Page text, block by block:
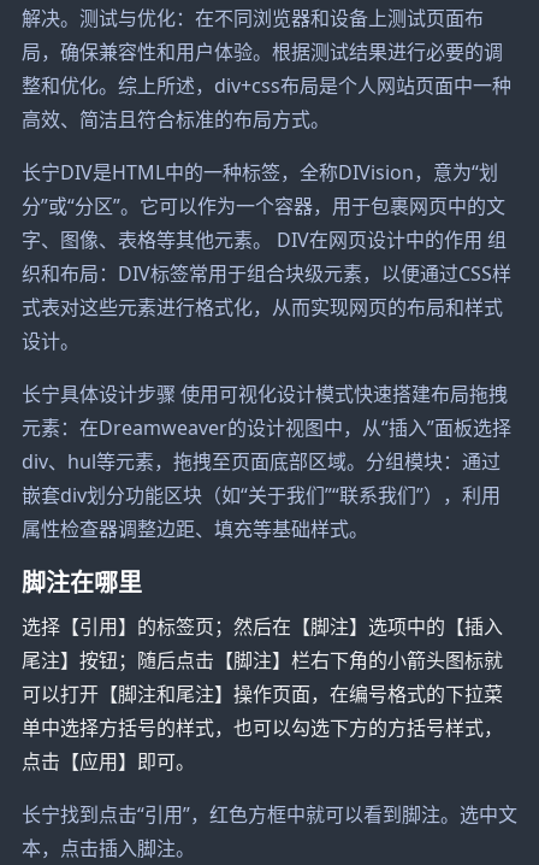
解决。测试与优化：在不同浏览器和设备上测试页面布
局，确保兼容性和用户体验。根据测试结果进行必要的调
整和优化。综上所述，div+css布局是个人网站页面中一种
高效、简洁且符合标准的布局方式。
长宁DIV是HTML中的一种标签，全称DIVision，意为“划
分”或“分区”。它可以作为一个容器，用于包裹网页中的文
字、图像、表格等其他元素。 DIV在网页设计中的作用 组
织和布局：DIV标签常用于组合块级元素，以便通过CSS样
式表对这些元素进行格式化，从而实现网页的布局和样式
设计。
长宁具体设计步骤 使用可视化设计模式快速搭建布局拖拽
元素：在Dreamweaver的设计视图中，从“插入”面板选择
div、hul等元素，拖拽至页面底部区域。分组模块：通过
嵌套div划分功能区块（如“关于我们”“联系我们”），利用
属性检查器调整边距、填充等基础样式。
脚注在哪里
选择【引用】的标签页；然后在【脚注】选项中的【插入
尾注】按钮；随后点击【脚注】栏右下角的小箭头图标就
可以打开【脚注和尾注】操作页面，在编号格式的下拉菜
单中选择方括号的样式，也可以勾选下方的方括号样式，
点击【应用】即可。
长宁找到点击“引用”，红色方框中就可以看到脚注。选中文
本，点击插入脚注。